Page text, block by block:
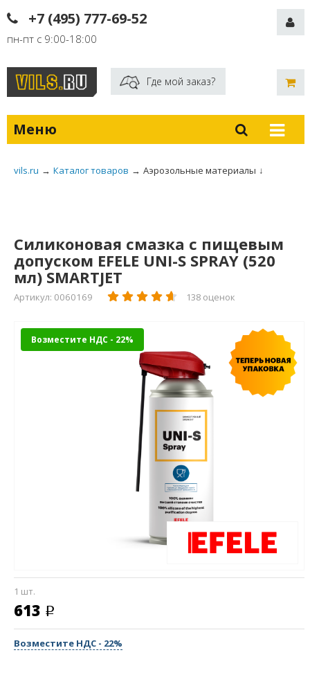
+7 (495) 777-69-52
пн-пт с 9:00-18:00
Где мой заказ?
Меню
vils.ru → Каталог товаров → Аэрозольные материалы ↓
Силиконовая смазка с пищевым
допуском EFELE UNI-S SPRAY (520
мл) SMARTJET
Артикул: 0060169 138 оценок
Возместите НДС - 22%
1 шт.
613
Возместите НДС - 22%